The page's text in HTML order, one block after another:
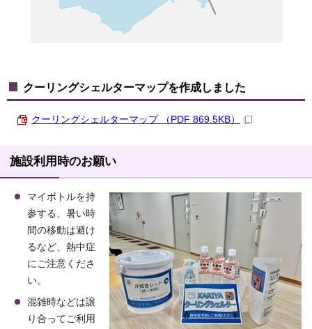
クーリングシェルターマップを作成しました
クーリングシェルターマップ （PDF 869.5KB）
施設利用時のお願い
マイボトルを持
参する、暑い時
間の移動は避け
るなど、熱中症
にご注意くださ
い。
混雑時などは譲
り合ってご利用